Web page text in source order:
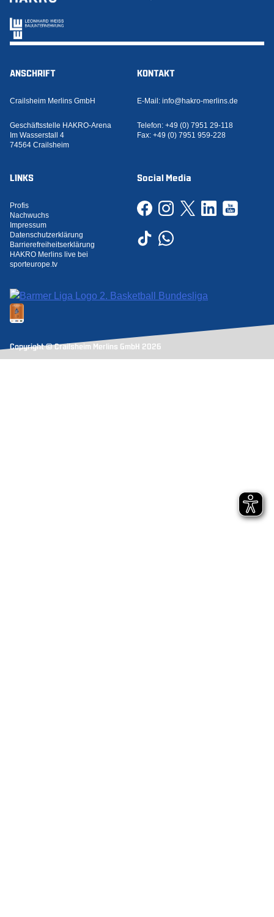
ANSCHRIFT
Crailsheim Merlins GmbH
Geschäftsstelle HAKRO-Arena
Im Wasserstall 4
74564 Crailsheim
KONTAKT
E-Mail: info@hakro-merlins.de
Telefon: +49 (0) 7951 29-118
Fax: +49 (0) 7951 959-228
LINKS
Profis
Nachwuchs
Impressum
Datenschutzerklärung
Barrierefreiheitserklärung
HAKRO Merlins live bei
sporteurope.tv
Social Media
Copyright © Crailsheim Merlins GmbH 2026